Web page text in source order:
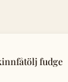
fudge